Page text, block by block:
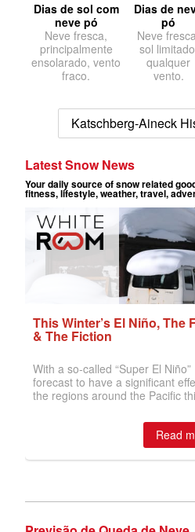
Dias de sol com
neve pó
Neve fresca,
principalmente
ensolarado, vento
fraco.
Dias de
pó
Neve
sol
qualquer
vento.
Katschberg-Aineck